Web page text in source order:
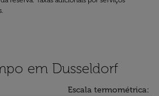
em Dusseldorf
Escala termométrica: